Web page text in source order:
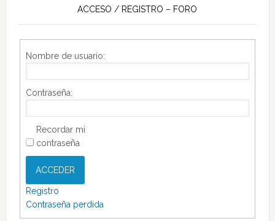
ACCESO / REGISTRO – FORO
Nombre de usuario:
Contraseña:
Recordar mi
contraseña
ACCEDER
Registro
Contraseña perdida